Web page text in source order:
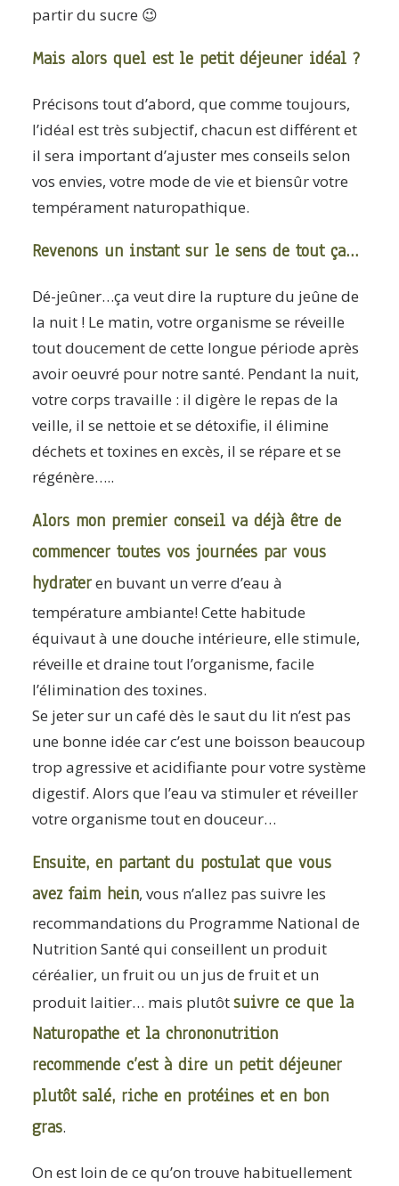
partir du sucre 😉
Mais alors quel est le petit déjeuner idéal ?
Précisons tout d’abord, que comme toujours,
l’idéal est très subjectif, chacun est différent et
il sera important d’ajuster mes conseils selon
vos envies, votre mode de vie et biensûr votre
tempérament naturopathique.
Revenons un instant sur le sens de tout ça…
Dé-jeûner…ça veut dire la rupture du jeûne de
la nuit ! Le matin, votre organisme se réveille
tout doucement de cette longue période après
avoir oeuvré pour notre santé. Pendant la nuit,
votre corps travaille : il digère le repas de la
veille, il se nettoie et se détoxifie, il élimine
déchets et toxines en excès, il se répare et se
régénère…..
Alors mon premier conseil va déjà être de
commencer toutes vos journées par vous
hydrateren buvant un verre d’eau à
température ambiante! Cette habitude
équivaut à une douche intérieure, elle stimule,
réveille et draine tout l’organisme, facile
l’élimination des toxines.
Se jeter sur un café dès le saut du lit n’est pas
une bonne idée car c’est une boisson beaucoup
trop agressive et acidifiante pour votre système
digestif. Alors que l’eau va stimuler et réveiller
votre organisme tout en douceur…
Ensuite, en partant du postulat que vous
avez faim hein, vous n’allez pas suivre les
recommandations du Programme National de
Nutrition Santé qui conseillent un produit
céréalier, un fruit ou un jus de fruit et un
produit laitier… mais plutôtsuivre ce que la
Naturopathe et la chrononutrition
recommende c’est à dire un petit déjeuner
plutôt salé, riche en protéines et en bon
gras.
On est loin de ce qu’on trouve habituellement